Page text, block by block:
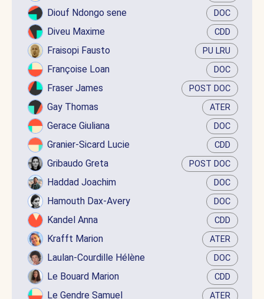
Diouf Ndongo sene DOC
Diveu Maxime CDD
Fraisopi Fausto PU LRU
Françoise Loan DOC
Fraser James POST DOC
Gay Thomas ATER
Gerace Giuliana DOC
Granier-Sicard Lucie CDD
Gribaudo Greta POST DOC
Haddad Joachim DOC
Hamouth Dax-Avery DOC
Kandel Anna CDD
Krafft Marion ATER
Laulan-Courdille Hélène DOC
Le Bouard Marion CDD
Le Gendre Samuel ATER